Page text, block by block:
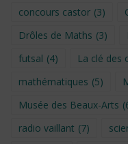
concours castor (3)
Drôles de Maths (3)
futsal (4) La clé des
mathématiques (5)
Musée des Beaux-Arts
radio vaillant (7)